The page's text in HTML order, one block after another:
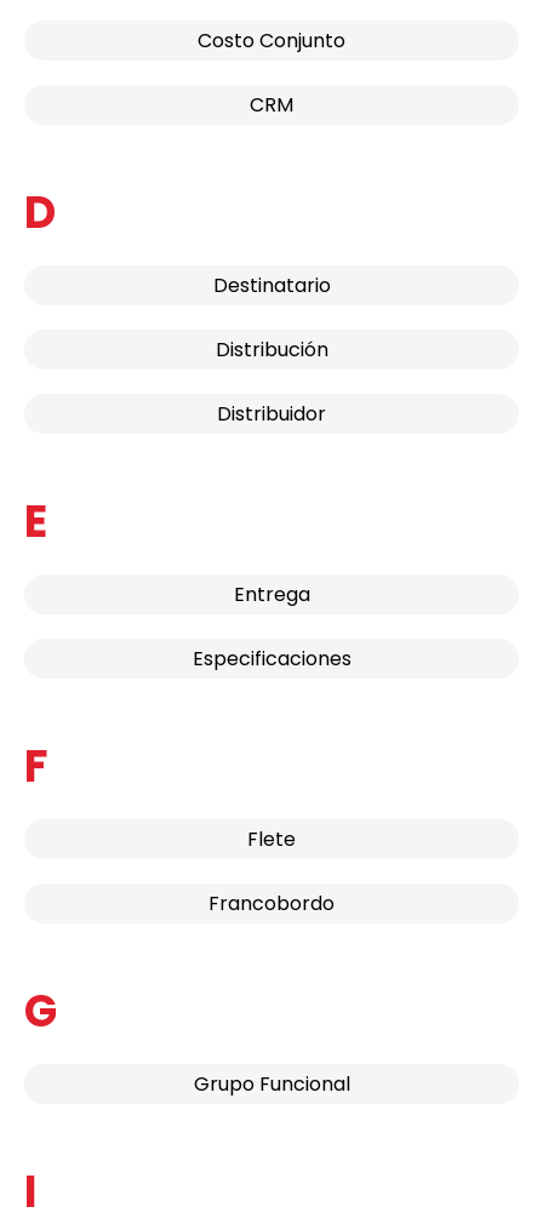
Costo Conjunto
CRM
D
Destinatario
Distribución
Distribuidor
E
Entrega
Especificaciones
F
Flete
Francobordo
G
Grupo Funcional
I